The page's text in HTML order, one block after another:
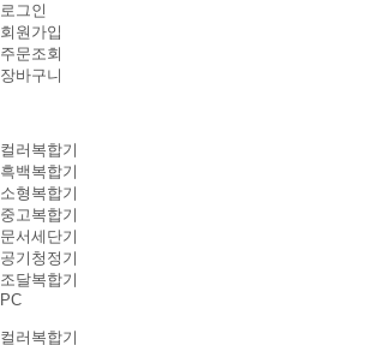
로그인
회원가입
주문조회
장바구니
컬러복합기
흑백복합기
소형복합기
중고복합기
문서세단기
공기청정기
조달복합기
PC
컬러복합기